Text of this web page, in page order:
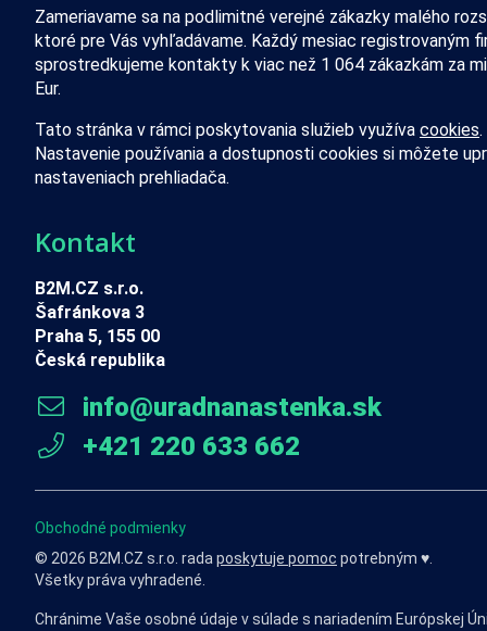
Zameriavame sa na podlimitné verejné zákazky malého
ktoré pre Vás vyhľadávame. Každý mesiac registrovaným
sprostredkujeme kontakty k viac než 1 064 zákazkám za
Eur.
Tato stránka v rámci poskytovania služieb využíva cookies.
Nastavenie používania a dostupnosti cookies si môžete
nastaveniach prehliadača.
Kontakt
B2M.CZ s.r.o.
Šafránkova 3
Praha 5, 155 00
Česká republika
info@uradnanastenka.sk
+421 220 633 662
Obchodné podmienky
© 2026 B2M.CZ s.r.o. rada poskytuje pomoc potrebným ♥️.
Všetky práva vyhradené.
Chránime Vaše osobné údaje v súlade s nariadením Európskej